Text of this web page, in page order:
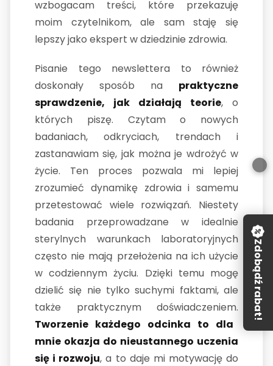
wzbogacam treści, które przekazuję
moim czytelnikom, ale sam staję się
lepszy jako ekspert w dziedzinie zdrowia.
Pisanie tego newslettera to również
doskonały sposób na praktyczne
sprawdzenie, jak działają teorie, o
których piszę. Czytam o nowych
badaniach, odkryciach, trendach i
zastanawiam się, jak można je wdrożyć w
życie. Ten proces pozwala mi lepiej
zrozumieć dynamikę zdrowia i samemu
przetestować wiele rozwiązań. Niestety
badania przeprowadzane w idealnie
sterylnych warunkach laboratoryjnych
często nie mają przełożenia na ich użycie
w codziennym życiu. Dzięki temu mogę
dzielić się nie tylko suchymi faktami, ale
także praktycznym doświadczeniem.
Tworzenie każdego odcinka to dla
mnie okazja do nieustannego uczenia
się i rozwoju, a to daje mi motywację do
Zdobądź rabat!